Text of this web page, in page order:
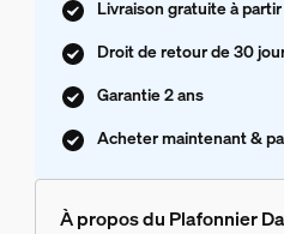
Livraison gratuite à
Droit de retour de 30
Garantie 2 ans
Acheter maintenant &
À propos du Plafonnier